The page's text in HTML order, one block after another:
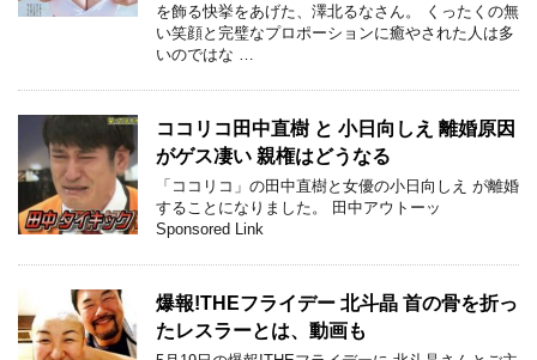
を飾る快挙をあげた、澤北るなさん。 くったくの無
い笑顔と完璧なプロポーションに癒やされた人は多
いのではな …
ココリコ田中直樹 と 小日向しえ 離婚原因
がゲス凄い 親権はどうなる
「ココリコ」の田中直樹と女優の小日向しえ が離婚
することになりました。 田中アウトーッ
Sponsored Link
爆報!THEフライデー 北斗晶 首の骨を折っ
たレスラーとは、動画も